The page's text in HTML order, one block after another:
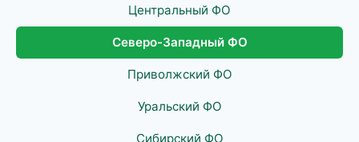
Центральный ФО
Северо-Западный ФО
Приволжский ФО
Уральский ФО
Сибирский ФО